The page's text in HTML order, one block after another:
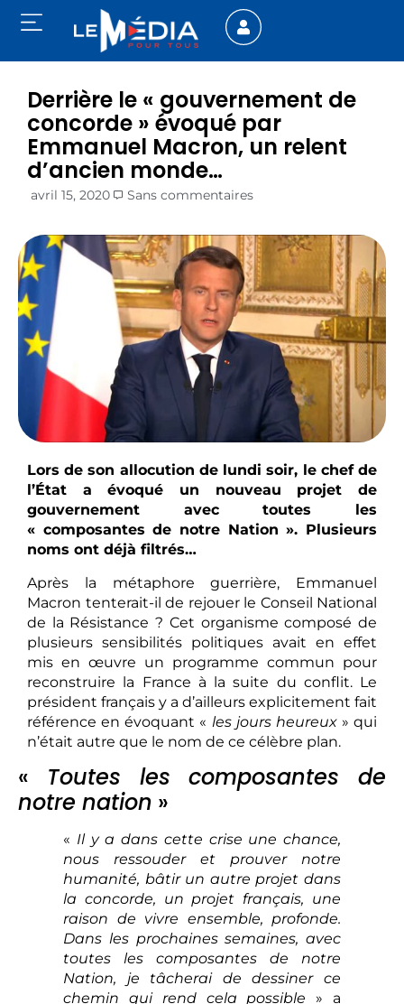
Derrière le « gouvernement de
concorde » évoqué par
Emmanuel Macron, un relent
d’ancien monde…
avril 15, 2020 Sans commentaires
Lors de son allocution de lundi soir, le chef de
l’État a évoqué un nouveau projet de
gouvernement avec toutes les
« composantes de notre Nation ». Plusieurs
noms ont déjà filtrés…
Après la métaphore guerrière, Emmanuel
Macron tenterait-il de rejouer le Conseil National
de la Résistance ? Cet organisme composé de
plusieurs sensibilités politiques avait en effet
mis en œuvre un programme commun pour
reconstruire la France à la suite du conflit. Le
président français y a d’ailleurs explicitement fait
référence en évoquant « les jours heureux» qui
n’était autre que le nom de ce célèbre plan.
« Toutes les composantes de
notre nation »
« Il y a dans cette crise une chance,
nous ressouder et prouver notre
humanité, bâtir un autre projet dans
la concorde, un projet français, une
raison de vivre ensemble, profonde.
Dans les prochaines semaines, avec
toutes les composantes de notre
Nation, je tâcherai de dessiner ce
chemin qui rend cela possible » a